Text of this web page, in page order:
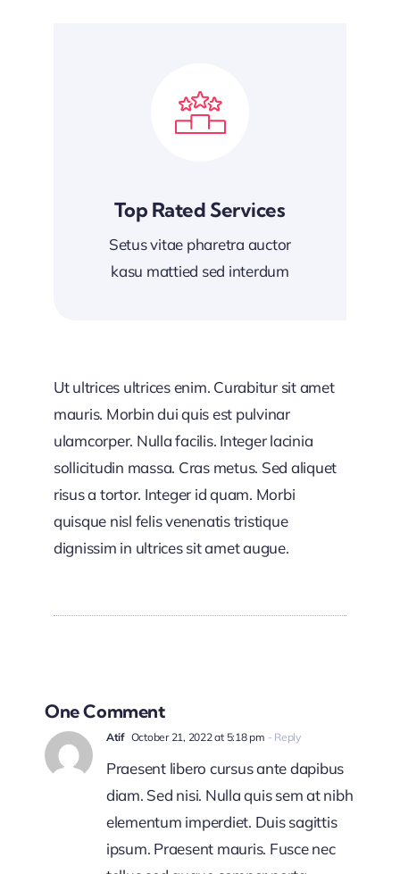
Top Rated Services
Setus vitae pharetra auctor
kasu mattied sed interdum
Ut ultrices ultrices enim. Curabitur sit amet
mauris. Morbin dui quis est pulvinar
ulamcorper. Nulla facilis. Integer lacinia
sollicitudin massa. Cras metus. Sed aliquet
risus a tortor. Integer id quam. Morbi
quisque nisl felis venenatis tristique
dignissim in ultrices sit amet augue.
One Comment
Atif October 21, 2022 at 5:18 pm - Reply
Praesent libero cursus ante dapibus
diam. Sed nisi. Nulla quis sem at nibh
elementum imperdiet. Duis sagittis
ipsum. Praesent mauris. Fusce nec